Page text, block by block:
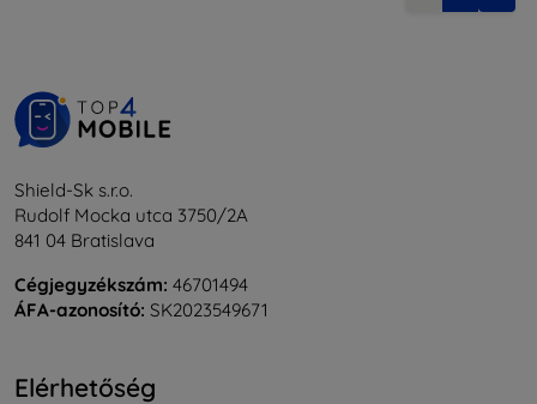
Shield-Sk s.r.o.
Rudolf Mocka utca 3750/2A
841 04 Bratislava
Cégjegyzékszám: 46701494
ÁFA-azonosító: SK2023549671
Elérhetőség